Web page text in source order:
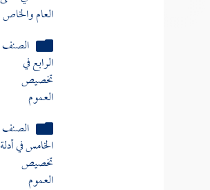
العام والخاص
الصنف
الرابع في
تخصيص
العموم
الصنف
الخامس في أدلة
تخصيص
العموم